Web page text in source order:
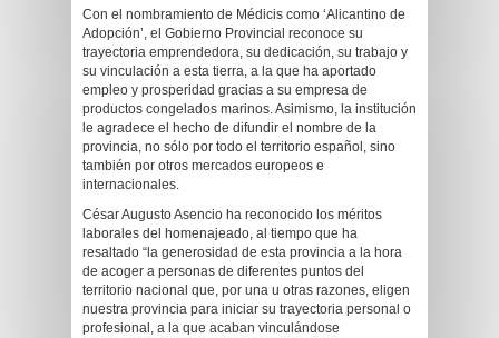
Con el nombramiento de Médicis como ‘Alicantino de
Adopción’, el Gobierno Provincial reconoce su
trayectoria emprendedora, su dedicación, su trabajo y
su vinculación a esta tierra, a la que ha aportado
empleo y prosperidad gracias a su empresa de
productos congelados marinos. Asimismo, la institución
le agradece el hecho de difundir el nombre de la
provincia, no sólo por todo el territorio español, sino
también por otros mercados europeos e
internacionales.
César Augusto Asencio ha reconocido los méritos
laborales del homenajeado, al tiempo que ha
resaltado “la generosidad de esta provincia a la hora
de acoger a personas de diferentes puntos del
territorio nacional que, por una u otras razones, eligen
nuestra provincia para iniciar su trayectoria personal o
profesional, a la que acaban vinculándose